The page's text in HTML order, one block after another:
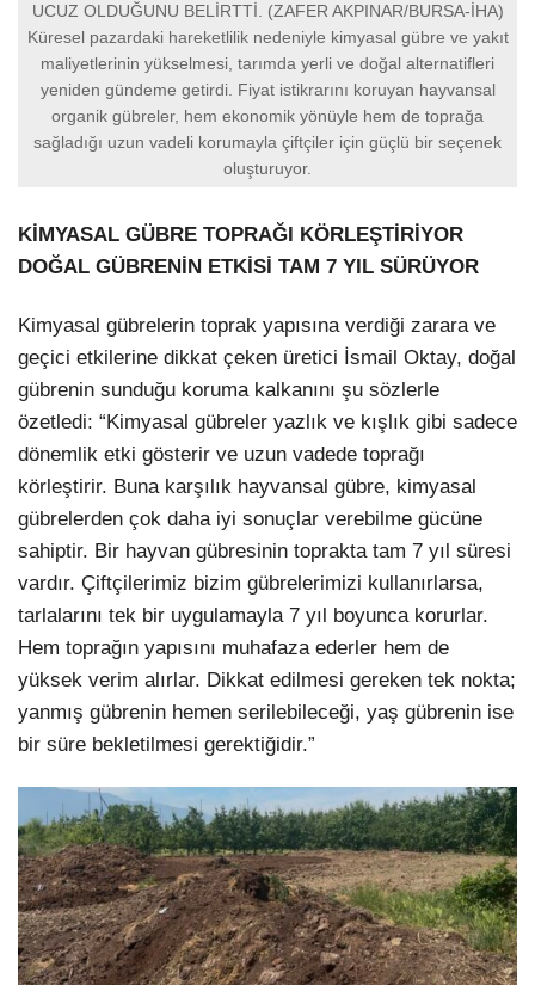
UCUZ OLDUĞUNU BELİRTTİ. (ZAFER AKPINAR/BURSA-İHA)
Küresel pazardaki hareketlilik nedeniyle kimyasal gübre ve yakıt
maliyetlerinin yükselmesi, tarımda yerli ve doğal alternatifleri
yeniden gündeme getirdi. Fiyat istikrarını koruyan hayvansal
organik gübreler, hem ekonomik yönüyle hem de toprağa
sağladığı uzun vadeli korumayla çiftçiler için güçlü bir seçenek
oluşturuyor.
KİMYASAL GÜBRE TOPRAĞI KÖRLEŞTİRİYOR
DOĞAL GÜBRENİN ETKİSİ TAM 7 YIL SÜRÜYOR
Kimyasal gübrelerin toprak yapısına verdiği zarara ve
geçici etkilerine dikkat çeken üretici İsmail Oktay, doğal
gübrenin sunduğu koruma kalkanını şu sözlerle
özetledi: “Kimyasal gübreler yazlık ve kışlık gibi sadece
dönemlik etki gösterir ve uzun vadede toprağı
körleştirir. Buna karşılık hayvansal gübre, kimyasal
gübrelerden çok daha iyi sonuçlar verebilme gücüne
sahiptir. Bir hayvan gübresinin toprakta tam 7 yıl süresi
vardır. Çiftçilerimiz bizim gübrelerimizi kullanırlarsa,
tarlalarını tek bir uygulamayla 7 yıl boyunca korurlar.
Hem toprağın yapısını muhafaza ederler hem de
yüksek verim alırlar. Dikkat edilmesi gereken tek nokta;
yanmış gübrenin hemen serilebileceği, yaş gübrenin ise
bir süre bekletilmesi gerektiğidir.”